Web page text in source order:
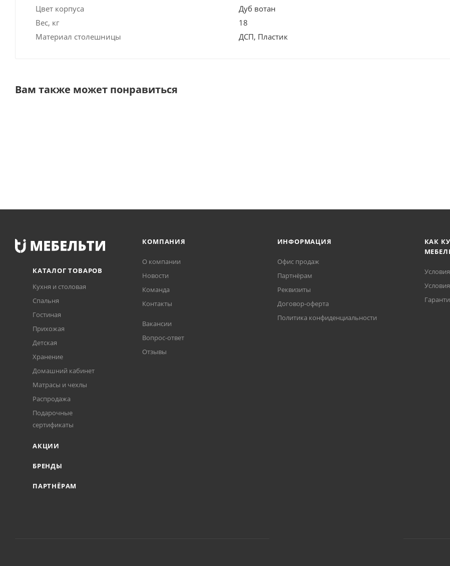
Цвет корпуса
Дуб вотан
Вес, кг
18
Материал столешницы
ДСП, Пластик
Вам также может понравиться
КАТАЛОГ ТОВАРОВ
Кухня и столовая
Спальня
Гостиная
Прихожая
Детская
Хранение
Домашний кабинет
Матрасы и чехлы
Распродажа
Подарочные
сертификаты
АКЦИИ
БРЕНДЫ
ПАРТНЁРАМ
КОМПАНИЯ
О компании
Новости
Команда
Контакты
Вакансии
Вопрос-ответ
Отзывы
ИНФОРМАЦИЯ
Офис продаж
Партнёрам
Реквизиты
Договор-оферта
Политика конфиденциальности
КАК